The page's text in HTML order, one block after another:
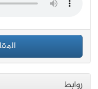
روابط